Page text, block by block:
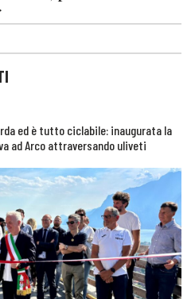
ed è tutto ciclabile: inaugurata la
ad Arco attraversando uliveti